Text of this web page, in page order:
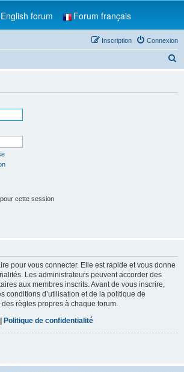
English forum Forum français
Connexion
Inscription
cette session
pour vous connecter. Elle est rapide et vous donne
Les administrateurs peuvent accorder des
aux membres inscrits. Avant de vous inscrire,
conditions d’utilisation et de la politique de
règles propres à chaque forum.
| Politique de confidentialité